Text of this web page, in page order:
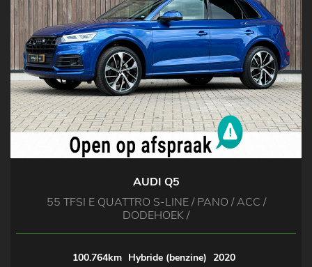
AUDI Q5
55 TFSI E QUATTRO S-LINE / PANO / ACC /
DODEHOEK /
100.764km Hybride (benzine) 2020